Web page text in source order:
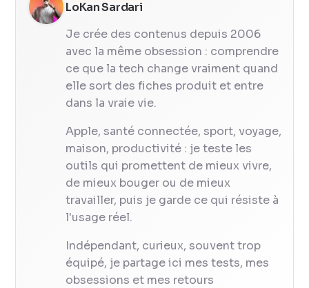
LoKan Sardari
Je crée des contenus depuis 2006
avec la même obsession : comprendre
ce que la tech change vraiment quand
elle sort des fiches produit et entre
dans la vraie vie.
Apple, santé connectée, sport, voyage,
maison, productivité : je teste les
outils qui promettent de mieux vivre,
de mieux bouger ou de mieux
travailler, puis je garde ce qui résiste à
l'usage réel.
Indépendant, curieux, souvent trop
équipé, je partage ici mes tests, mes
obsessions et mes retours